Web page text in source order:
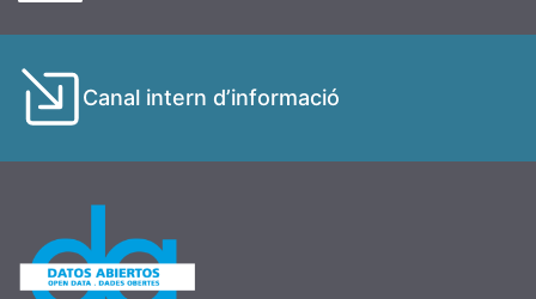
Canal intern d’informació